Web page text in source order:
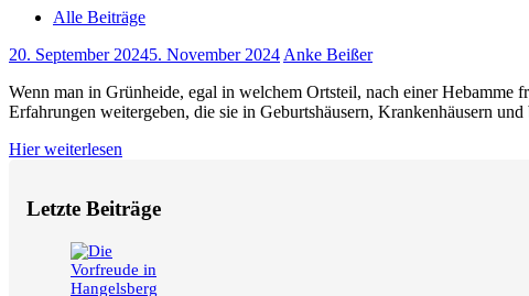
Alle Beiträge
20. September 20245. November 2024 Anke Beißer
Wenn man in Grünheide, egal in welchem Ortsteil, nach einer
Erfahrungen weitergeben, die sie in Geburtshäusern, Krankenhäusern
Hier weiterlesen
Letzte Beiträge